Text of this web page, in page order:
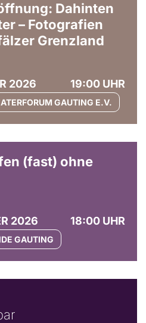
Dahinten
– Fotografien
Grenzland
2026 19:00 UHR
GAUTING E.V.
(fast) ohne
2026 18:00 UHR
GAUTING